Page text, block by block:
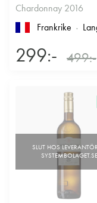
Chardonnay 2016
Frankrike
299:- 499:-